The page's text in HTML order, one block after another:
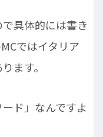
具体的には書き
ではイタリア
ます。
ド」なんですよ